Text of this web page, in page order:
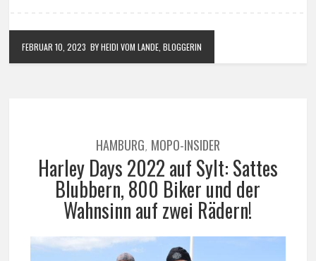
FEBRUAR 10, 2023 BY HEIDI VOM LANDE, BLOGGERIN
HAMBURG, MOPO-INSIDER
Harley Days 2022 auf Sylt: Sattes
Blubbern, 800 Biker und der
Wahnsinn auf zwei Rädern!